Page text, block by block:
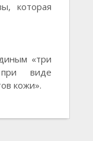
которая
«три
виде
кожи».